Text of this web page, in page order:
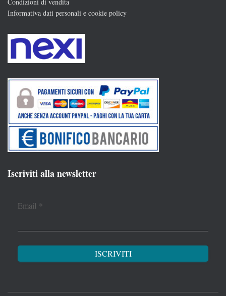
Informativa dati personali e cookie policy
Iscriviti alla newsletter
Email *